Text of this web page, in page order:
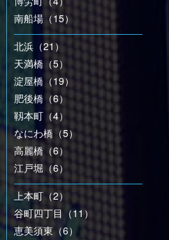
南船場（15）
北浜（21）
天満橋（5）
淀屋橋（19）
肥後橋（6）
靱本町（4）
なにわ橋（5）
高麗橋（6）
江戸堀（6）
上本町（2）
谷町四丁目（11）
恵美須東（6）